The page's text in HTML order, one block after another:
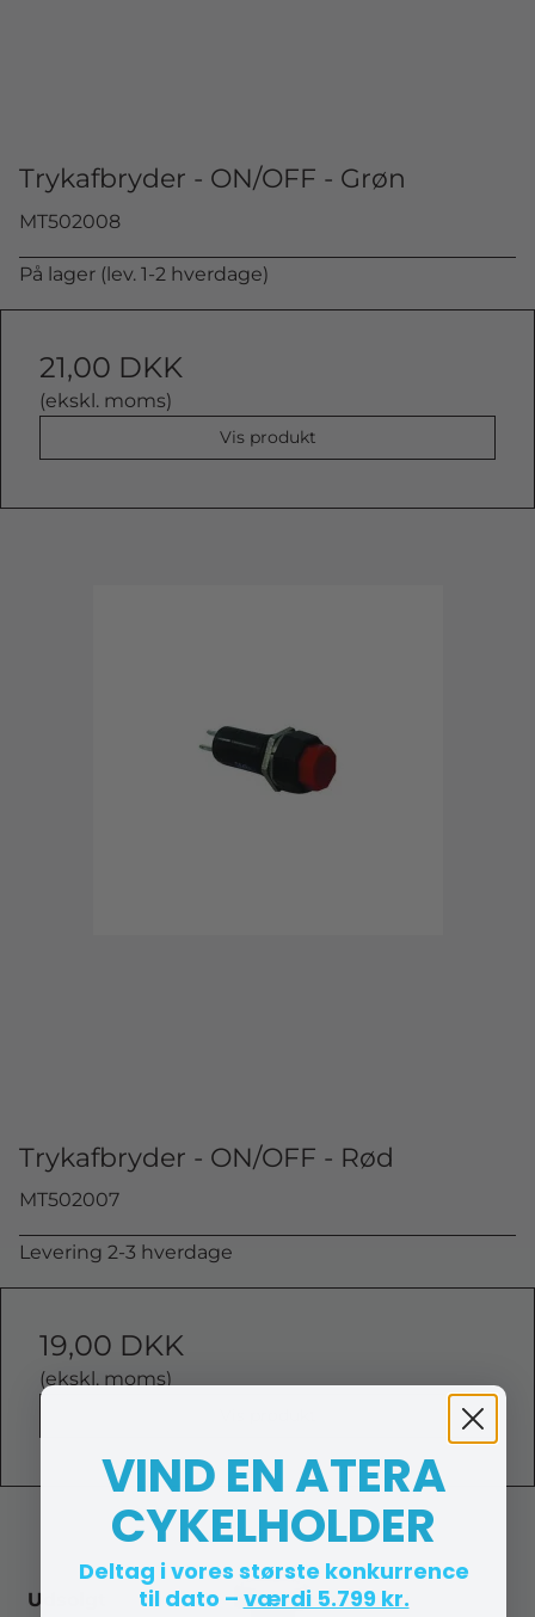
Trykafbryder - ON/OFF - Grøn
MT502008
På lager (lev. 1-2 hverdage)
21,00 DKK
(ekskl. moms)
Vis produkt
Trykafbryder - ON/OFF - Rød
MT502007
Levering 2-3 hverdage
19,00 DKK
(ekskl. moms)
Udsolgt
VIND EN ATERA
CYKELHOLDER
Deltag i vores største konkurrence
til dato – værdi 5.799 kr.